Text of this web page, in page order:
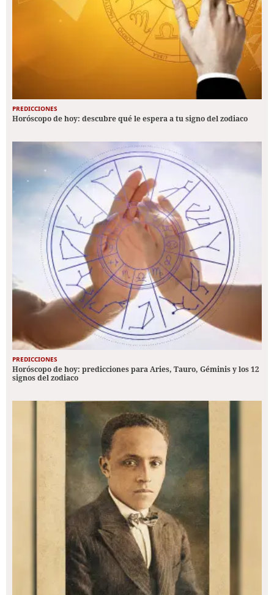
PREDICCIONES
Horóscopo de hoy: descubre qué le espera a tu signo del zodiaco
PREDICCIONES
Horóscopo de hoy: predicciones para Aries, Tauro, Géminis y los 12
signos del zodiaco